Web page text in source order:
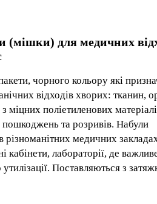
(мішки) для медичних
чорного кольору які
відходів хворих: тканин,
міцних поліетиленових
пошкоджень та розривів. Набули
різноманітних медичних
кабінети, лабораторії, де
Поставляються з